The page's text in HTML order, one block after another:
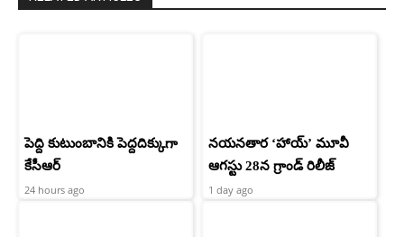
పెద్ది కుటుంబానికి పెద్దదిక్కుగా
కేసీఆర్
24 hours ago
నయనతార ‘హాయ్’ మూవీ
ఆగస్టు 28న గ్రాండ్ రిలీజ్
1 day ago